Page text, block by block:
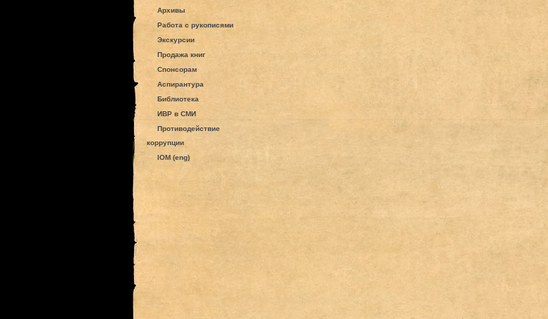
Архивы
Работа с рукописями
Экскурсии
Продажа книг
Спонсорам
Аспирантура
Библиотека
ИВР в СМИ
Противодействие
коррупции
IOM (eng)